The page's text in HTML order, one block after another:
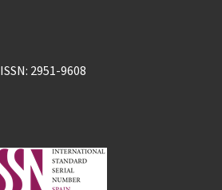
ISSN: 2951-9608